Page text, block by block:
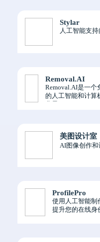
Stylar
人工智能支
Removal.AI
Removal.AI是一个
的人工智能和计算
美图设计室
AI图像创作和
ProfilePro
使用人工智能制
提升您的在线身